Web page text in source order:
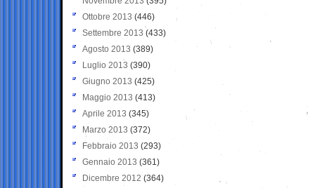
Ottobre 2013 (446)
Settembre 2013 (433)
Agosto 2013 (389)
Luglio 2013 (390)
Giugno 2013 (425)
Maggio 2013 (413)
Aprile 2013 (345)
Marzo 2013 (372)
Febbraio 2013 (293)
Gennaio 2013 (361)
Dicembre 2012 (364)